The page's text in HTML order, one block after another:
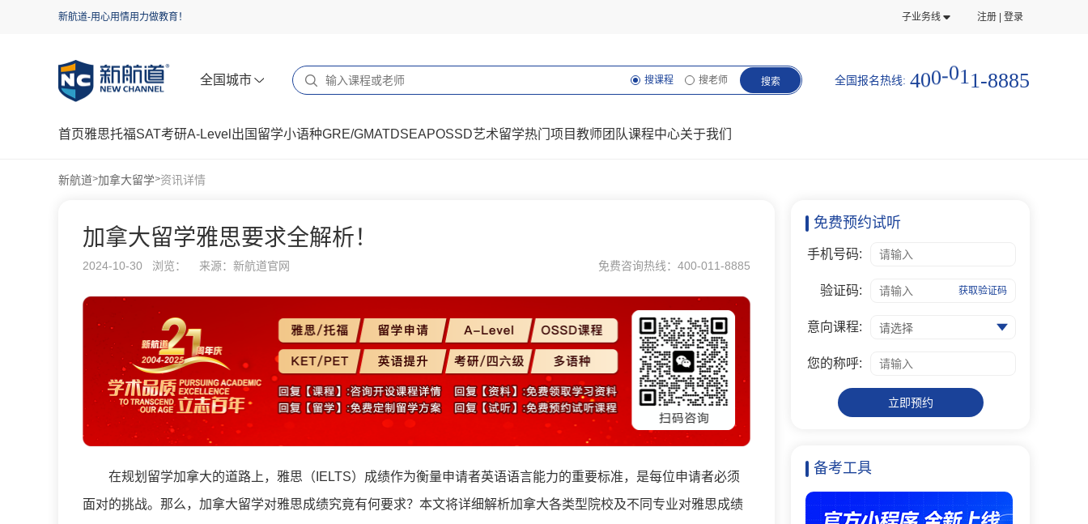
新航道-用心用情用力做教育！ 子业务线 注册 | 登录
全国城市 搜课程 搜老师 搜索 全国报名热线: 400-011 -8885
首页雅思托福SAT考研A-Level 出国留学小语种GRE/GMATDSEAPOSSD艺术留学热门项目教师团队课程中心关于我们
新航道>加拿大留学>资讯详情
加拿大留学雅思要求全解析！
2024-10-30 浏览： 来源：新航道官网 免费咨询热线：400-011-8885
在规划留学加拿大的道路上，雅思（IELTS）成绩作为衡量申请者英语语言能力的重要标准，是每位申请者必须
面对的挑战。那么，加拿大留学对雅思成绩究竟有何要求？本文将详细解析加拿大各类型院校及不同专业对雅思成绩
免费预约试听
手机号码:
验证码: 获取验证码
意向课程: 请选择
您的称呼:
立即预约
备考工具